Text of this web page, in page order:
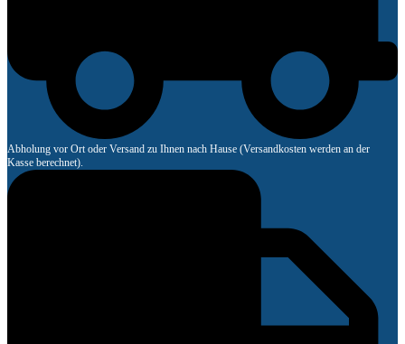
Abholung vor Ort oder Versand zu Ihnen nach Hause (Versandkosten werden an der
Kasse berechnet).